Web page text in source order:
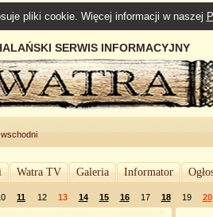
pliki cookie. Więcej informacji w naszej
SERWIS INFORMACYJNY
Watra TV Galeria Informator
11 12 13 14 15 16 17 18 19 20